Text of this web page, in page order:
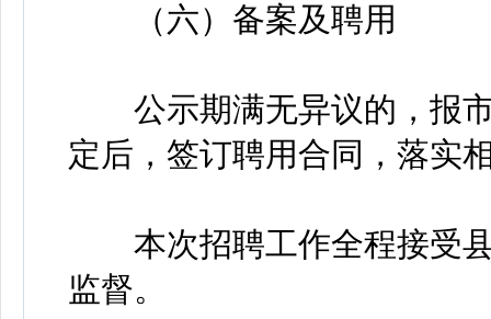
（六）备案及聘用
公示期满无异议的，报市
定后，签订聘用合同，落实
本次招聘工作全程接受县
监督。